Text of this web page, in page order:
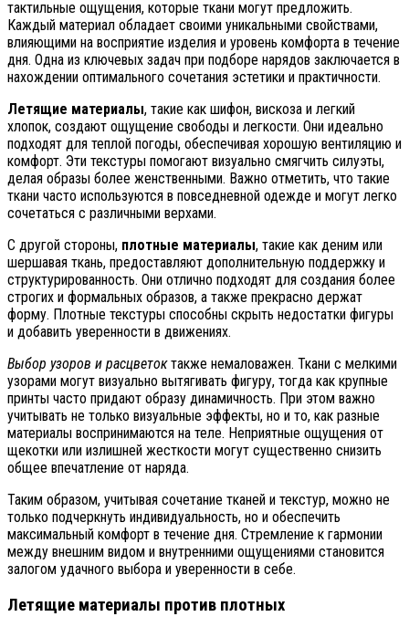
тактильные ощущения, которые ткани могут предложить.
Каждый материал обладает своими уникальными свойствами,
влияющими на восприятие изделия и уровень комфорта в течение
дня. Одна из ключевых задач при подборе нарядов заключается в
нахождении оптимального сочетания эстетики и практичности.
Летящие материалы, такие как шифон, вискоза и легкий
хлопок, создают ощущение свободы и легкости. Они идеально
подходят для теплой погоды, обеспечивая хорошую вентиляцию и
комфорт. Эти текстуры помогают визуально смягчить силуэты,
делая образы более женственными. Важно отметить, что такие
ткани часто используются в повседневной одежде и могут легко
сочетаться с различными верхами.
С другой стороны, плотные материалы, такие как деним или
шершавая ткань, предоставляют дополнительную поддержку и
структурированность. Они отлично подходят для создания более
строгих и формальных образов, а также прекрасно держат
форму. Плотные текстуры способны скрыть недостатки фигуры
и добавить уверенности в движениях.
Выбор узоров и расцветоктакже немаловажен. Ткани с мелкими
узорами могут визуально вытягивать фигуру, тогда как крупные
принты часто придают образу динамичность. При этом важно
учитывать не только визуальные эффекты, но и то, как разные
материалы воспринимаются на теле. Неприятные ощущения от
щекотки или излишней жесткости могут существенно снизить
общее впечатление от наряда.
Таким образом, учитывая сочетание тканей и текстур, можно не
только подчеркнуть индивидуальность, но и обеспечить
максимальный комфорт в течение дня. Стремление к гармонии
между внешним видом и внутренними ощущениями становится
залогом удачного выбора и уверенности в себе.
Летящие материалы против плотных